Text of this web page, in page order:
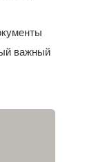
важный